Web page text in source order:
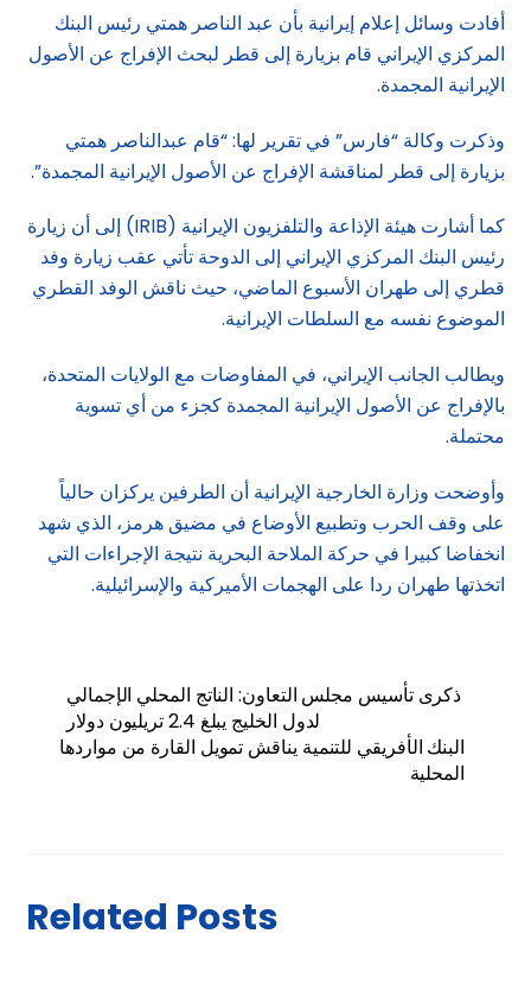
أفادت وسائل ​إعلام إيرانية ‌بأن عبد الناصر همتي رئيس البنك
المركزي الإيراني قام بزيارة إلى قطر لبحث الإفراج عن الأصول
الإيرانية المجمدة.
وذكرت وكالة “فارس” في تقرير لها: “قام عبدالناصر همتي
بزيارة إلى قطر لمناقشة الإفراج عن الأصول الإيرانية المجمدة”.
كما أشارت هيئة الإذاعة والتلفزيون الإيرانية (IRIB) إلى أن زيارة
رئيس البنك المركزي الإيراني إلى الدوحة تأتي عقب زيارة وفد
قطري إلى طهران الأسبوع الماضي، حيث ناقش الوفد القطري
الموضوع نفسه مع السلطات الإيرانية.
ويطالب الجانب الإيراني، في المفاوضات مع الولايات المتحدة،
بالإفراج عن الأصول الإيرانية المجمدة كجزء من أي تسوية
محتملة.
وأوضحت وزارة الخارجية الإيرانية أن الطرفين يركزان حالياً
على وقف الحرب وتطبيع الأوضاع في مضيق هرمز، الذي شهد
انخفاضا كبيرا في حركة الملاحة البحرية نتيجة الإجراءات التي
اتخذتها طهران ردا على الهجمات الأميركية والإسرائيلية.
ذكرى تأسيس مجلس التعاون: الناتج المحلي الإجمالي
لدول الخليج يبلغ 2.4 تريليون دولار
البنك الأفريقي للتنمية يناقش تمويل القارة من مواردها
المحلية
Related Posts